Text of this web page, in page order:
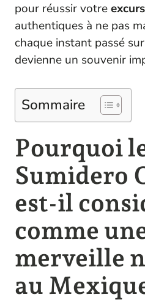
pour réussir votre
authentiques à ne pas
chaque instant passé
devienne un souvenir
Sommaire
Pourquoi
Sumidero
est-il
comme
merveille
au